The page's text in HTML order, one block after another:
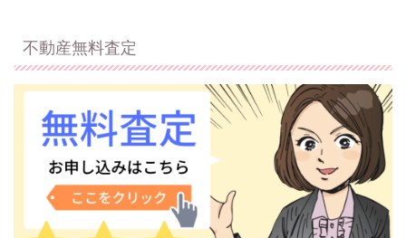
不動産無料査定